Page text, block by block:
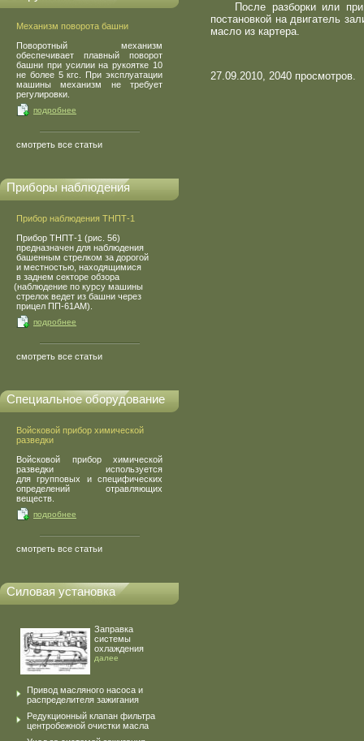
Механизм поворота башни
Поворотный механизм
обеспечивает плавный поворот
башни при усилии на рукоятке 10
не более 5 кгс. При эксплуатации
машины механизм не требует
регулировки.
подробнее
смотреть все статьи
Приборы наблюдения
Прибор наблюдения ТНПТ-1
Прибор ТНПТ-1 (рис. 56)
предназначен для наблюдения
башенным стрелком за дорогой
и местностью, находящимися
в заднем секторе обзора
(наблюдение по курсу машины
стрелок ведет из башни через
прицел ПП-61АМ).
подробнее
смотреть все статьи
Специальное оборудование
Войсковой прибор химической
разведки
Войсковой прибор химической
разведки используется
для групповых и специфических
определений отравляющих
веществ.
подробнее
смотреть все статьи
Силовая установка
Заправка
системы
охлаждения
далее
Привод масляного насоса и
распределителя зажигания
Редукционный клапан фильтра
центробежной очистки масла
После разборки или
постановкой на двигатель
масло из картера.
27.09.2010, 2040 просмотров.